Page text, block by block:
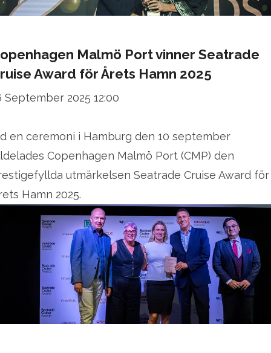
Malmö Port vinner Seatrade
Award för Årets Hamn 2025
September 2025 12:00
en ceremoni i Hamburg den 10 september
Copenhagen Malmö Port (CMP) den
utmärkelsen Seatrade Cruise Award för
Hamn 2025.